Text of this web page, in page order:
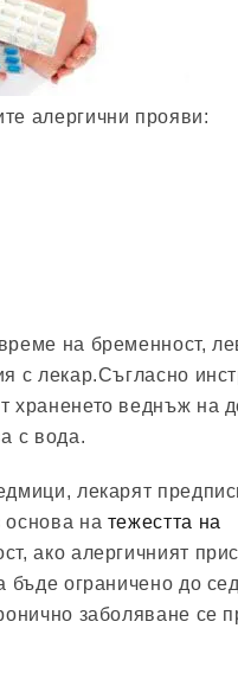
алергични прояви:
на бременност,
с лекар.Съгласно
храненето веднъж на
с вода.
лекарят
основа на тежестта на
ако алергичният
бъде ограничено до
заболяване се